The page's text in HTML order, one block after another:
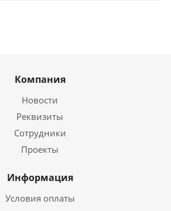
Компания
Новости
Реквизиты
Сотрудники
Проекты
Информация
Условия оплаты